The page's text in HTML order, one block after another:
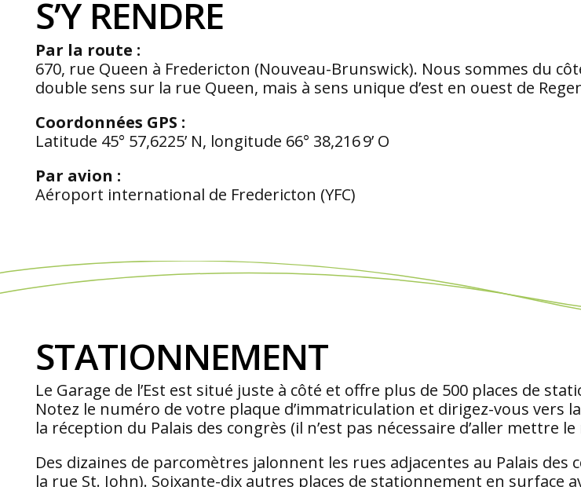
S’Y RENDRE
Par la route :
670, rue Queen à Fredericton (Nouveau-Brunswick). Nous sommes du
double sens sur la rue Queen, mais à sens unique d’est en ouest de
Coordonnées GPS :
Latitude 45° 57,6225’ N, longitude 66° 38,216 9’ O
Par avion :
Aéroport international de Fredericton (YFC)
STATIONNEMENT
Le Garage de l’Est est situé juste à côté et offre plus de 500 places de
Notez le numéro de votre plaque d’immatriculation et dirigez-vous vers
la réception du Palais des congrès (il n’est pas nécessaire d’aller mettre
Des dizaines de parcomètres jalonnent les rues adjacentes au Palais
la rue St. John). Soixante-dix autres places de stationnement en